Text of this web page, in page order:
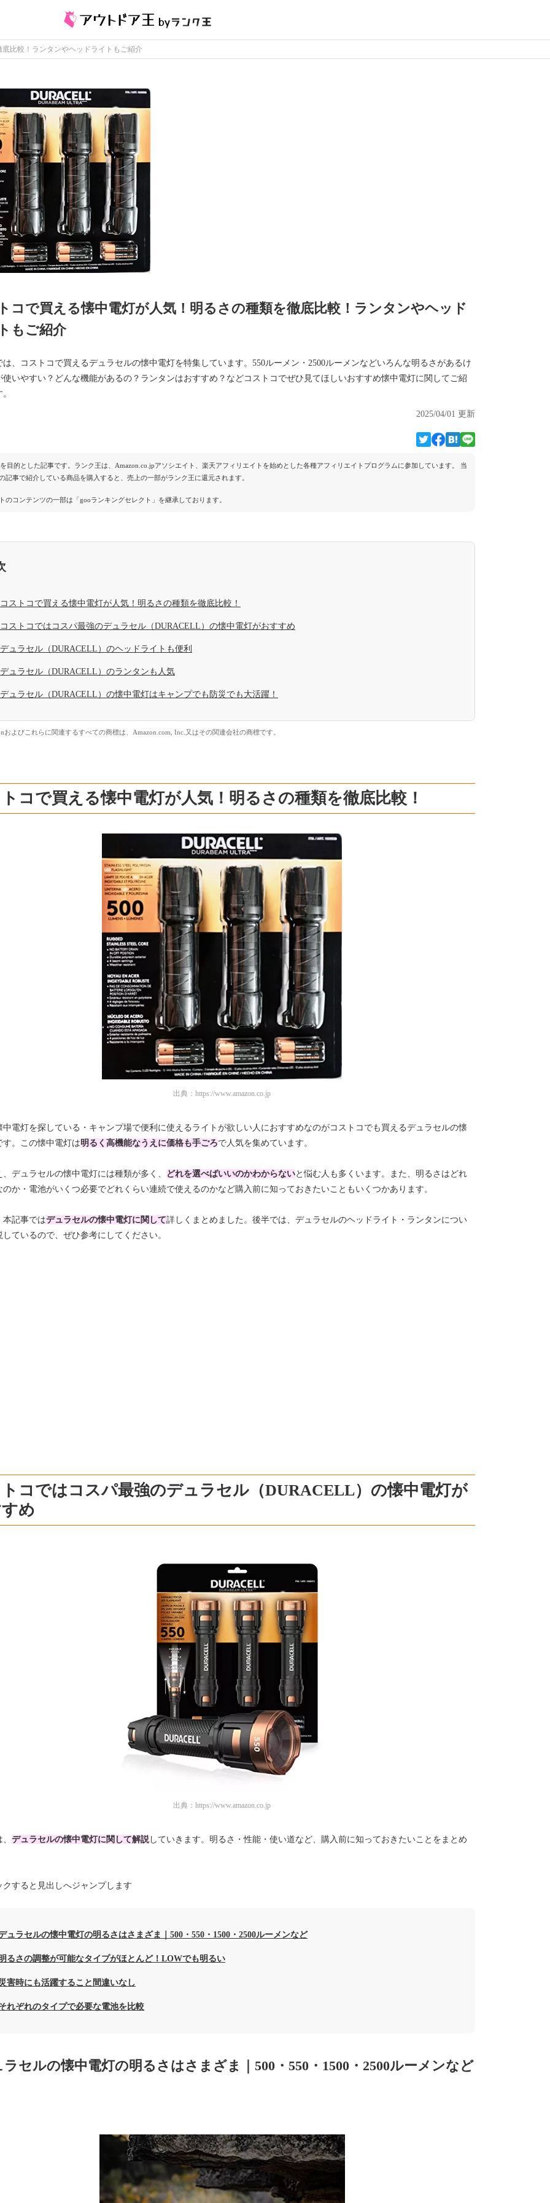
比較！ランタンやヘッドライトもご紹介
コで買える懐中電灯が人気！明るさの種類を徹底比較！ランタンやヘッド
もご紹介
は、コストコで買えるデュラセルの懐中電灯を特集しています。550ルーメン・2500ルーメンなどいろんな明るさがあるけ
使いやすい？どんな機能があるの？ランタンはおすすめ？などコストコでぜひ見てほしいおすすめ懐中電灯に関してご紹
2025/04/01 更新
目的とした記事です。ランク王は、Amazon.co.jpアソシエイト、楽天アフィリエイトを始めとした各種アフィリエイトプログラムに参加しています。 当
記事で紹介している商品を購入すると、売上の一部がランク王に還元されます。
のコンテンツの一部は「gooランキングセレクト」を継承しております。
コストコで買える懐中電灯が人気！明るさの種類を徹底比較！
コストコではコスパ最強のデュラセル（DURACELL）の懐中電灯がおすすめ
デュラセル（DURACELL）のヘッドライトも便利
デュラセル（DURACELL）のランタンも人気
デュラセル（DURACELL）の懐中電灯はキャンプでも防災でも大活躍！
およびこれらに関連するすべての商標は、Amazon.com, Inc.又はその関連会社の商標です。
コで買える懐中電灯が人気！明るさの種類を徹底比較！
出典： https://www.amazon.co.jp
中電灯を探している・キャンプ場で便利に使えるライトが欲しい人におすすめなのがコストコでも買えるデュラセルの懐
す。この懐中電灯は明るく高機能なうえに価格も手ごろで人気を集めています。
、デュラセルの懐中電灯には種類が多く、 どれを選べばいいのかわからないと悩む人も多くいます。また、明るさはどれ
のか・電池がいくつ必要でどれくらい連続で使えるのかなど購入前に知っておきたいこともいくつかあります。
本記事ではデュラセルの懐中電灯に関して詳しくまとめました。後半では、デュラセルのヘッドライト・ランタンについ
しているので、ぜひ参考にしてください。
コではコスパ最強のデュラセル（DURACELL）の懐中電灯が
め
出典： https://www.amazon.co.jp
デュラセルの懐中電灯に関して解説 していきます。明るさ・性能・使い道など、購入前に知っておきたいことをまとめ
すると見出しへジャンプします
ュラセルの懐中電灯の明るさはさまざま｜500・550・1500・2500ルーメンなど
るさの調整が可能なタイプがほとんど！LOWでも明るい
害時にも活躍すること間違いなし
れぞれのタイプで必要な電池を比較
セルの懐中電灯の明るさはさまざま｜500・550・1500・2500ルーメンなど